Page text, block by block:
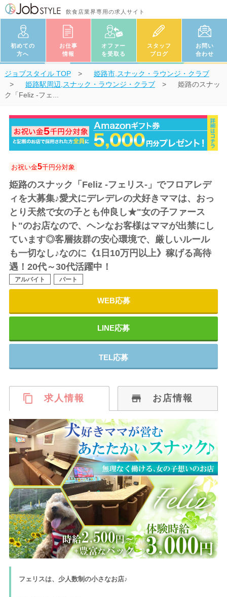
飲食店業界専用の求人サイト
初めての
方へ
お仕事
情報
オファー
を受取る
スタッフ
ブログ
お問い
合わせ
ジョブスタイルTOP
姫路市,スナック・ラウンジ・クラブ
姫路駅周辺,スナック・ラウンジ・クラブ
姫路のスナッ
ク「Feliz -フェ...
お祝い金5千円分対象
姫路のスナック「Feliz -フェリス-」でフロアレデ
ィを大募集♪愛犬にデレデレの犬好きママは、おっ
とり天然で女の子とも仲良し★"女の子ファース
ト"のお店なので、ヘンなお客様はママが出禁にし
ています◎客層抜群の安心環境で、厳しいルール
も一切なし♪なのに《1日10万円以上》稼げる高待
遇！20代～30代活躍中！
アルバイト パート
WEB応募
LINE応募
TEL応募
求人情報 お店情報
フェリスは、少人数制の小さなお店♪